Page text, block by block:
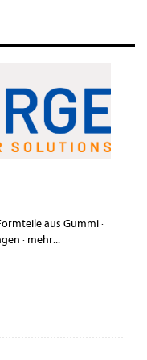
aus Gummi·
· mehr...